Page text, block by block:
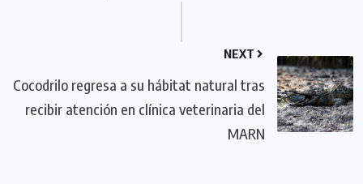
NEXT
Cocodrilo regresa a su hábitat natural tras
recibir atención en clínica veterinaria del
MARN